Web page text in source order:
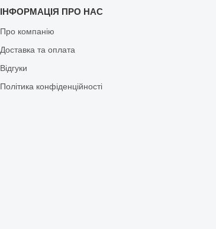
ІНФОРМАЦІЯ ПРО НАС
Про компанію
Доставка та оплата
Відгуки
Політика конфіденційності